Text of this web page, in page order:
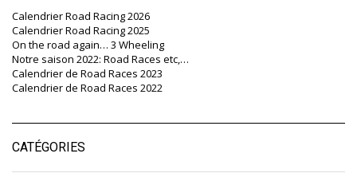
Calendrier Road Racing 2026
Calendrier Road Racing 2025
On the road again… 3 Wheeling
Notre saison 2022: Road Races etc,…
Calendrier de Road Races 2023
Calendrier de Road Races 2022
CATÉGORIES